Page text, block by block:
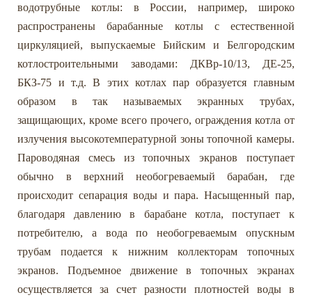
водотрубные котлы: в России, например, широко
распространены барабанные котлы с естественной
циркуляцией, выпускаемые Бийским и Белгородским
котлостроительными заводами: ДКВр-10/13, ДЕ-25,
БКЗ-75 и т.д. В этих котлах пар образуется главным
образом в так называемых экранных трубах,
защищающих, кроме всего прочего, ограждения котла от
излучения высокотемпературной зоны топочной камеры.
Пароводяная смесь из топочных экранов поступает
обычно в верхний необогреваемый барабан, где
происходит сепарация воды и пара. Насыщенный пар,
благодаря давлению в барабане котла, поступает к
потребителю, а вода по необогреваемым опускным
трубам подается к нижним коллекторам топочных
экранов. Подъемное движение в топочных экранах
осуществляется за счет разности плотностей воды в